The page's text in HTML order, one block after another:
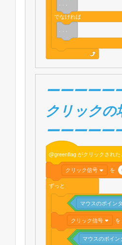
でなければ
ーーーーー
クリックの
ーーーーー
@greenflag がクリックされた
クリック信号 を
ずっと
マウスのポイン
クリック信号 を
マウスのポイン